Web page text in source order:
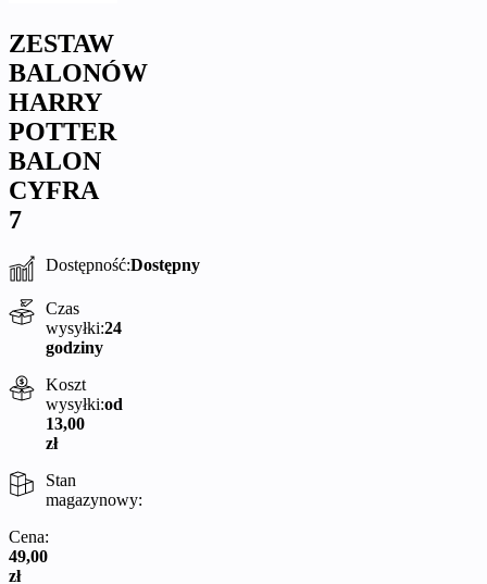
ZESTAW
BALONÓW
HARRY
POTTER
BALON
CYFRA
7
Dostępność:Dostępny
Czas
wysyłki:24
godziny
Koszt
wysyłki:od
13,00
zł
Stan
magazynowy:
Cena:
49,00
zł